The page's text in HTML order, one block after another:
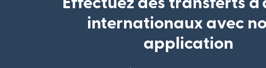
internationaux avec
application